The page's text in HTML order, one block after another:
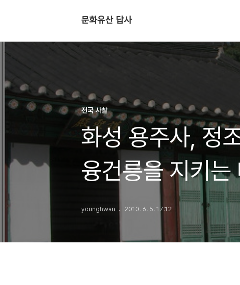
문화유산 답사
전국 사찰
화성 용주사, 정
융건릉을 지키
younghwan 2010. 6. 5. 17:12